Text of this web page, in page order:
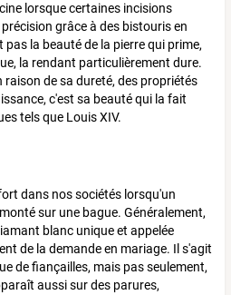
lorsque certaines incisions
grâce à des bistouris en
pas la beauté de la pierre qui prime,
la rendant particulièrement dure.
raison de sa dureté, des propriétés
c'est sa beauté qui la fait
tels que Louis XIV.
dans nos sociétés lorsqu'un
sur une bague. Généralement,
blanc unique et appelée
de la demande en mariage. Il s'agit
de fiançailles, mais pas seulement,
aussi sur des parures,